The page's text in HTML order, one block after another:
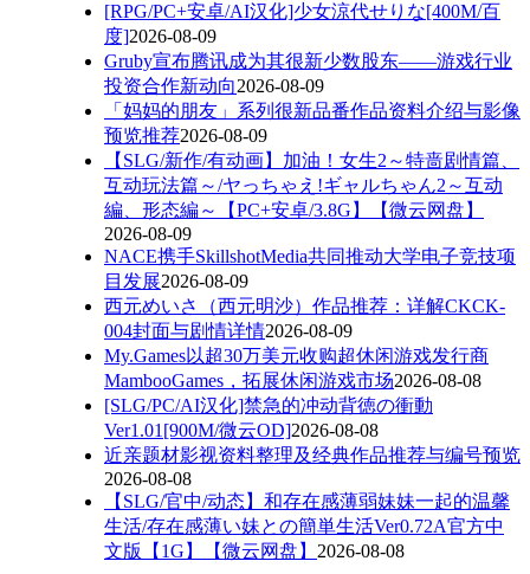
[RPG/PC+安卓/AI汉化]少女涼代せりな[400M/百
度]2026-08-09
Gruby宣布腾讯成为其很新少数股东——游戏行业
投资合作新动向2026-08-09
「妈妈的朋友」系列很新品番作品资料介绍与影像
预览推荐2026-08-09
【SLG/新作/有动画】加油！女生2～特啬剧情篇、
互动玩法篇～/ヤっちゃえ!ギャルちゃん2～互动
編、形态編～【PC+安卓/3.8G】【微云网盘】
2026-08-09
NACE携手SkillshotMedia共同推动大学电子竞技项
目发展2026-08-09
西元めいさ（西元明沙）作品推荐：详解CKCK-
004封面与剧情详情2026-08-09
My.Games以超30万美元收购超休闲游戏发行商
MambooGames，拓展休闲游戏市场2026-08-08
[SLG/PC/AI汉化]禁急的冲动背徳の衝動
Ver1.01[900M/微云OD]2026-08-08
近亲题材影视资料整理及经典作品推荐与编号预览
2026-08-08
【SLG/官中/动态】和存在感薄弱妹妹一起的温馨
生活/存在感薄い妹との簡単生活Ver0.72A官方中
文版【1G】【微云网盘】 2026-08-08